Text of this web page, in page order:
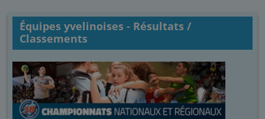
Équipes yvelinoises - Résultats /
Classements